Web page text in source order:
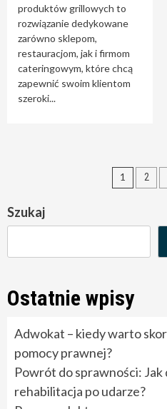
produktów grillowych to
rozwiązanie dedykowane
zarówno sklepom,
restauracjom, jak i firmom
cateringowym, które chcą
zapewnić swoim klientom
szeroki...
1 2
Szukaj
Ostatnie wpisy
Adwokat – kiedy warto
pomocy prawnej?
Powrót do sprawności: Jak
rehabilitacja po udarze?